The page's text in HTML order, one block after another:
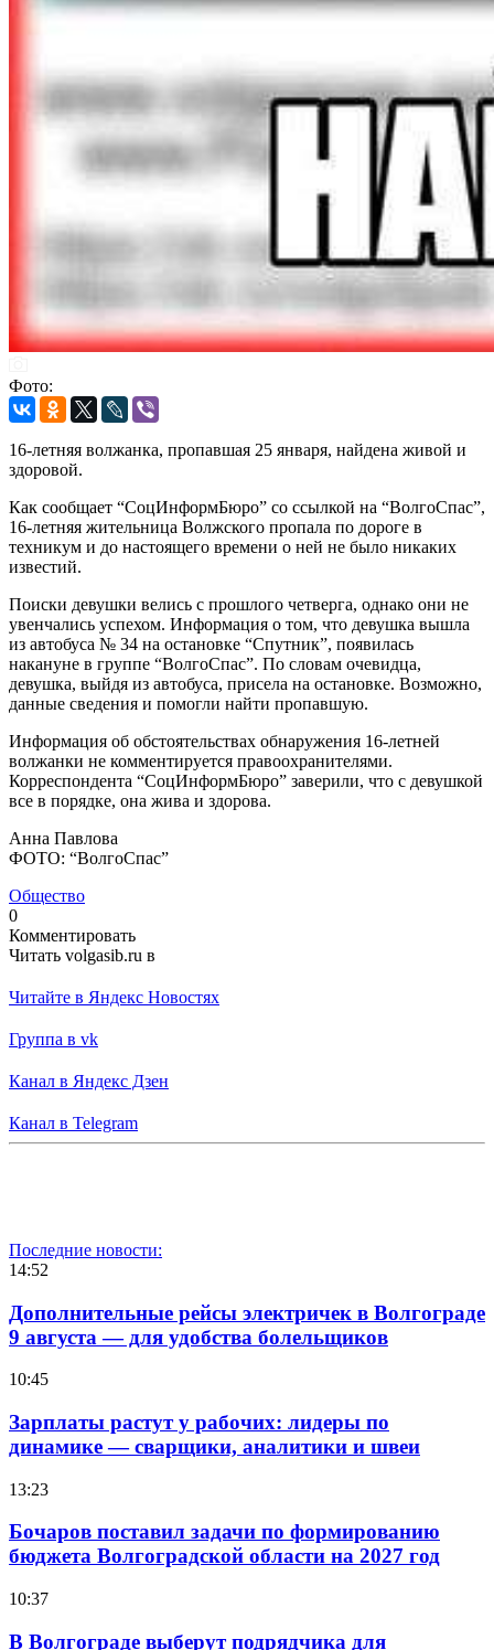
Фото:
16-летняя волжанка, пропавшая 25 января, найдена живой и
здоровой.
Как сообщает “СоцИнформБюро” со ссылкой на “ВолгоСпас”,
16-летняя жительница Волжского пропала по дороге в
техникум и до настоящего времени о ней не было никаких
известий.
Поиски девушки велись с прошлого четверга, однако они не
увенчались успехом. Информация о том, что девушка вышла
из автобуса № 34 на остановке “Спутник”, появилась
накануне в группе “ВолгоСпас”. По словам очевидца,
девушка, выйдя из автобуса, присела на остановке. Возможно,
данные сведения и помогли найти пропавшую.
Информация об обстоятельствах обнаружения 16-летней
волжанки не комментируется правоохранителями.
Корреспондента “СоцИнформБюро” заверили, что с девушкой
все в порядке, она жива и здорова.
Анна Павлова
ФОТО: “ВолгоСпас”
Общество
0
Комментировать
Читать volgasib.ru в
Читайте в Яндекс Новостях
Группа в vk
Канал в Яндекс Дзен
Канал в Telegram
Последние новости:
14:52
Дополнительные рейсы электричек в Волгограде
9 августа — для удобства болельщиков
10:45
Зарплаты растут у рабочих: лидеры по
динамике — сварщики, аналитики и швеи
13:23
Бочаров поставил задачи по формированию
бюджета Волгоградской области на 2027 год
10:37
В Волгограде выберут подрядчика для